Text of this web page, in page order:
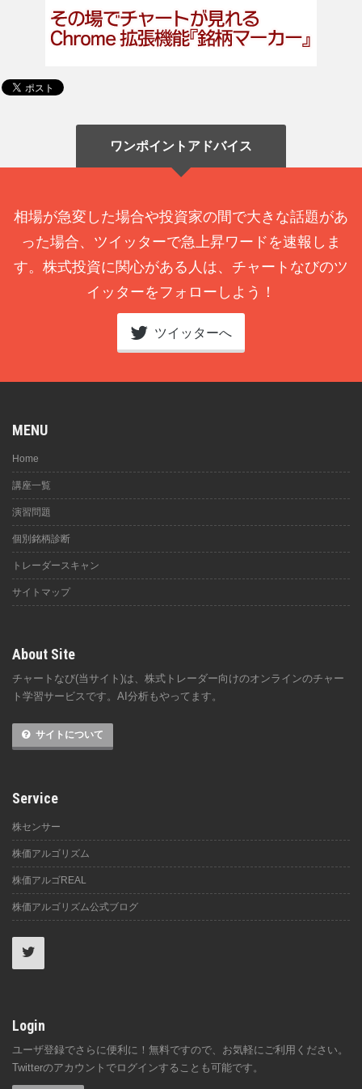
ワンポイントアドバイス
相場が急変した場合や投資家の間で大きな話題があ
った場合、ツイッターで急上昇ワードを速報しま
す。株式投資に関心がある人は、チャートなびのツ
イッターをフォローしよう！
ツイッターへ
MENU
Home
講座一覧
演習問題
個別銘柄診断
トレーダースキャン
サイトマップ
About Site
チャートなび(当サイト)は、株式トレーダー向けのオンラインのチャー
ト学習サービスです。AI分析もやってます。
サイトについて
Service
株センサー
株価アルゴリズム
株価アルゴREAL
株価アルゴリズム公式ブログ
Login
ユーザ登録でさらに便利に！無料ですので、お気軽にご利用ください。
Twitterのアカウントでログインすることも可能です。